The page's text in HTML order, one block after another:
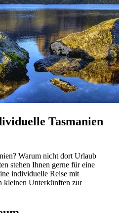
Tasmanien
Warum nicht dort Urlaub
stehen Ihnen gerne für eine
individuelle Reise mit
kleinen Unterkünften zur